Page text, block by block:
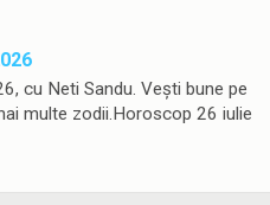
cu Neti Sandu. Vești bune pe
multe zodii.Horoscop 26 iulie